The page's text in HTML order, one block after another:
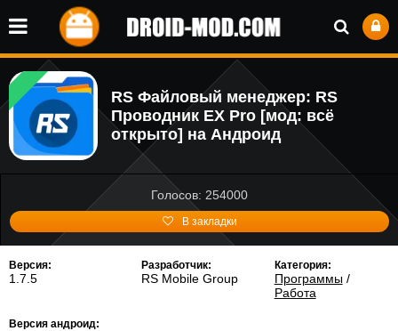
RS Файловый менеджер: RS
Проводник EX Pro [мод: всё
открыто] на Андроид
Голосов: 254000
В закладки
Версия:
1.7.5
Разработчик:
RS Mobile Group
Категория:
Программы/
Работа
Версия андроид: